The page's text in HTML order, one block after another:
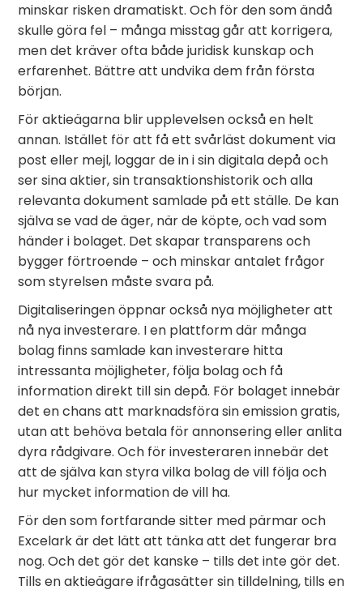
minskar risken dramatiskt. Och för den som ändå
skulle göra fel – många misstag går att korrigera,
men det kräver ofta både juridisk kunskap och
erfarenhet. Bättre att undvika dem från första
början.
För aktieägarna blir upplevelsen också en helt
annan. Istället för att få ett svårläst dokument via
post eller mejl, loggar de in i sin digitala depå och
ser sina aktier, sin transaktionshistorik och alla
relevanta dokument samlade på ett ställe. De kan
själva se vad de äger, när de köpte, och vad som
händer i bolaget. Det skapar transparens och
bygger förtroende – och minskar antalet frågor
som styrelsen måste svara på.
Digitaliseringen öppnar också nya möjligheter att
nå nya investerare. I en plattform där många
bolag finns samlade kan investerare hitta
intressanta möjligheter, följa bolag och få
information direkt till sin depå. För bolaget innebär
det en chans att marknadsföra sin emission gratis,
utan att behöva betala för annonsering eller anlita
dyra rådgivare. Och för investeraren innebär det
att de själva kan styra vilka bolag de vill följa och
hur mycket information de vill ha.
För den som fortfarande sitter med pärmar och
Excelark är det lätt att tänka att det fungerar bra
nog. Och det gör det kanske – tills det inte gör det.
Tills en aktieägare ifrågasätter sin tilldelning, tills en